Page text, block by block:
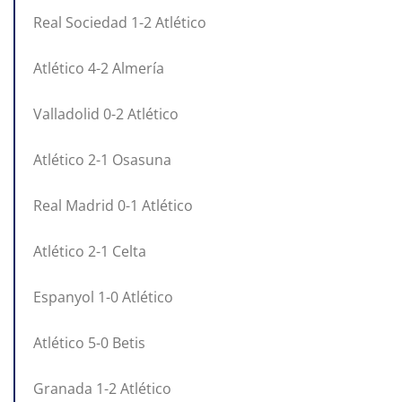
Real Sociedad 1-2 Atlético
Atlético 4-2 Almería
Valladolid 0-2 Atlético
Atlético 2-1 Osasuna
Real Madrid 0-1 Atlético
Atlético 2-1 Celta
Espanyol 1-0 Atlético
Atlético 5-0 Betis
Granada 1-2 Atlético